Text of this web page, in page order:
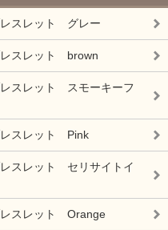
スレット グレー
スレット brown
スレット スモーキーフ
スレット Pink
スレット セリサイトイ
スレット Orange